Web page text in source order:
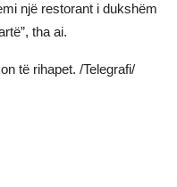
një restorant i dukshëm
tha ai.
të rihapet. /Telegrafi/